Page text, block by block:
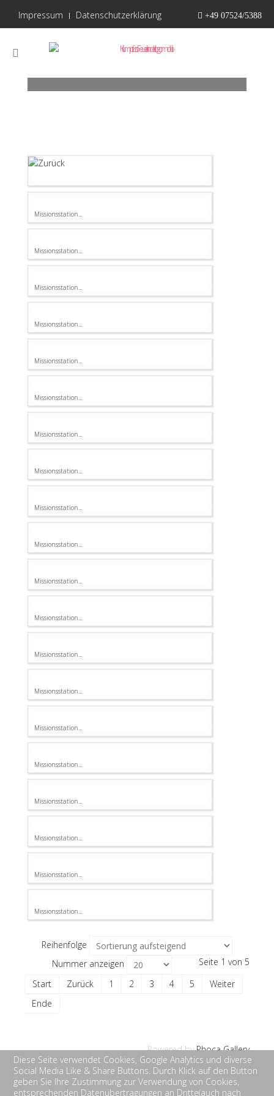
Impressum Datenschutzerklärung +49 07524/5388
Missionsstation...
Missionsstation...
Missionsstation...
Missionsstation...
Missionsstation...
Missionsstation...
Missionsstation...
Missionsstation...
Missionsstation...
Missionsstation...
Missionsstation...
Missionsstation...
Missionsstation...
Missionsstation...
Missionsstation...
Missionsstation...
Missionsstation...
Missionsstation...
Missionsstation...
Missionsstation...
Reihenfolge
Nummer anzeigen
Seite 1 von 5
Start
Zurück 1 2 3 4 5
Weiter
Ende
Powered byPhoca Gallery
Diese Seite verwendet Cookies, Google Analytics und diverse
Social Media Like & Share Buttons. Durch Klick auf den Button
geben Sie Ihre Zustimmung zur Verwendung von Cookies,
entsprechenden Datenübertragungen an Dritte(auch nach